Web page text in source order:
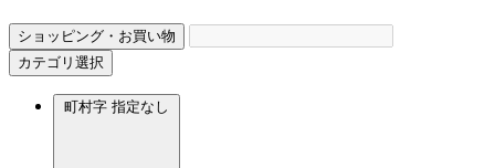
ショッピング・お買い物
カテゴリ選択
町村字 指定なし